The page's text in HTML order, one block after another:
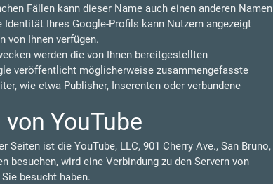
Fällen kann dieser Name auch einen anderen Namen
Ihres Google-Profils kann Nutzern angezeigt
von Ihnen verfügen.
werden die von Ihnen bereitgestellten
veröffentlicht möglicherweise zusammengefasste
wie etwa Publisher, Inserenten oder verbundene
YouTube
ist die YouTube, LLC, 901 Cherry Ave., San Bruno,
besuchen, wird eine Verbindung zu den Servern von
besucht haben.